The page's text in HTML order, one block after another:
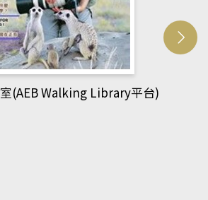
網管人(kono平台)